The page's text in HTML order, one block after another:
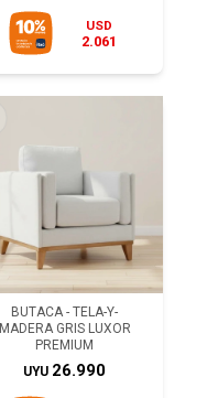
USD
2.061
BUTACA - TELA-Y-
MADERA GRIS LUXOR
PREMIUM
UYU 26.990